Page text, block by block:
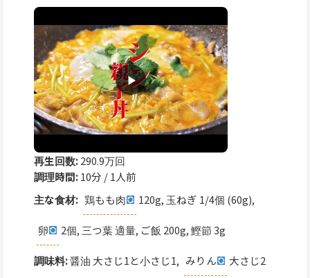
再生回数:290.9万回
調理時間:10分 / 1人前
主な食材: 鶏もも肉 120g, 玉ねぎ 1/4個 (60g),
卵 2個, 三つ葉 適量, ご飯 200g, 鰹節 3g
調味料:醤油 大さじ1と小さじ1, みりん
大さじ2